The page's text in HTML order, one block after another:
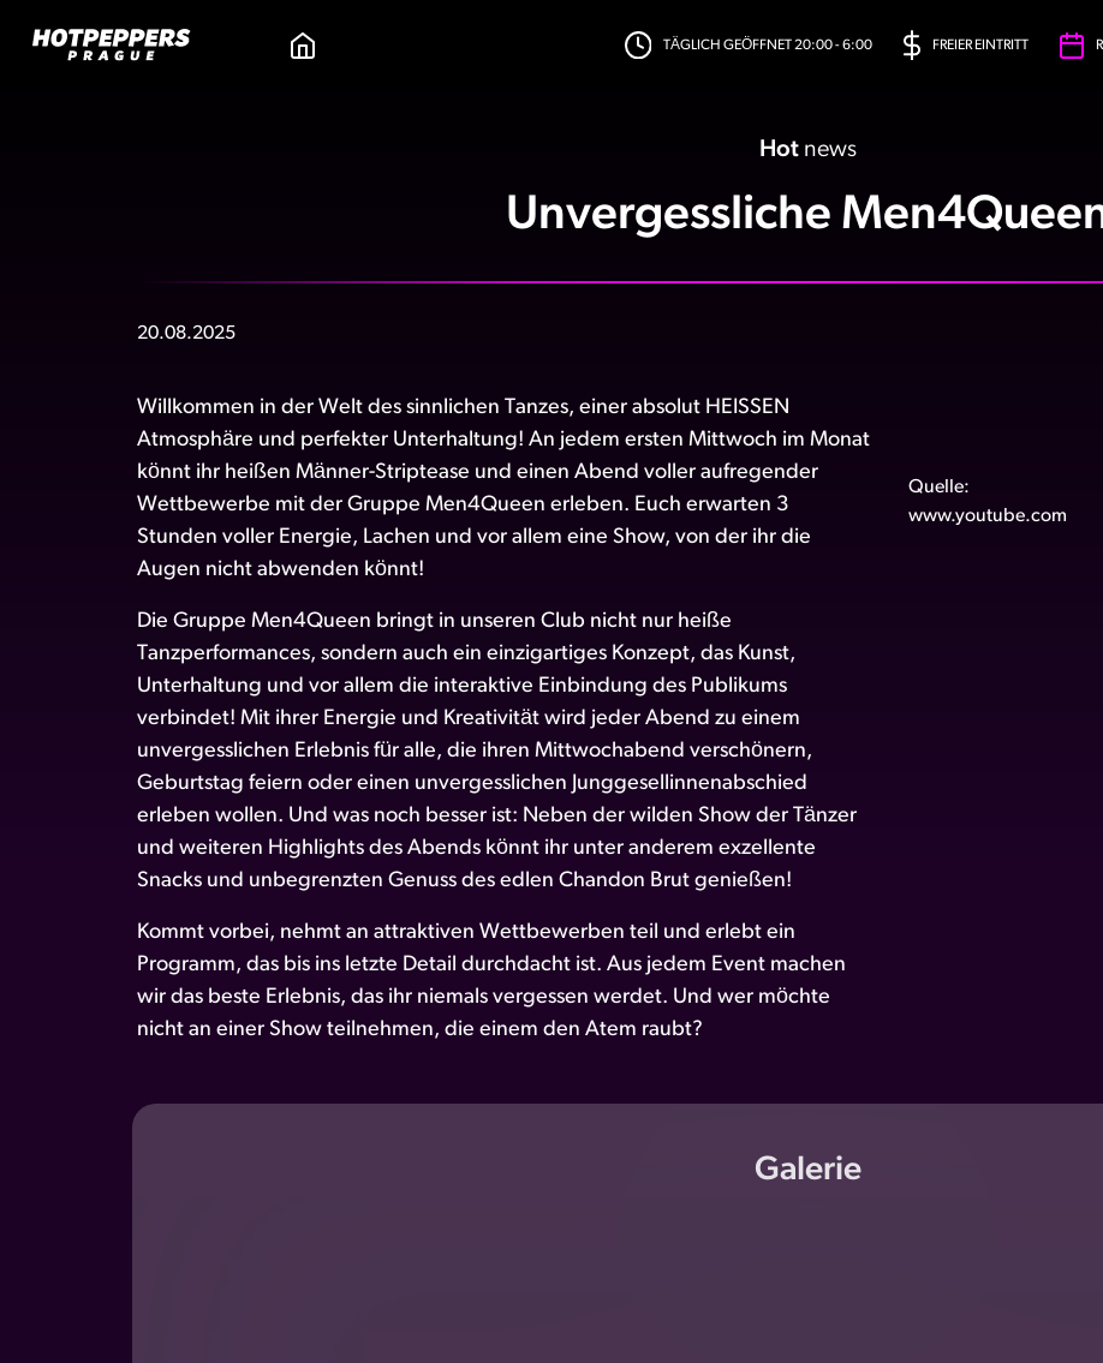
TÄGLICH GEÖFFNET 20:00 - 6:00 FREIER EINTRITT
Hotnews
Unvergessliche
20.08.2025
Quelle:
www.youtube.com
Willkommen in der Welt des sinnlichen Tanzes, einer absolut HEISSEN
Atmosphäre und perfekter Unterhaltung! An jedem ersten Mittwoch im Monat
könnt ihr heißen Männer-Striptease und einen Abend voller aufregender
Wettbewerbe mit der Gruppe Men4Queen erleben. Euch erwarten 3
Stunden voller Energie, Lachen und vor allem eine Show, von der ihr die
Augen nicht abwenden könnt!
Die Gruppe Men4Queen bringt in unseren Club nicht nur heiße
Tanzperformances, sondern auch ein einzigartiges Konzept, das Kunst,
Unterhaltung und vor allem die interaktive Einbindung des Publikums
verbindet! Mit ihrer Energie und Kreativität wird jeder Abend zu einem
unvergesslichen Erlebnis für alle, die ihren Mittwochabend verschönern,
Geburtstag feiern oder einen unvergesslichen Junggesellinnenabschied
erleben wollen. Und was noch besser ist: Neben der wilden Show der Tänzer
und weiteren Highlights des Abends könnt ihr unter anderem exzellente
Snacks und unbegrenzten Genuss des edlen Chandon Brut genießen!
Kommt vorbei, nehmt an attraktiven Wettbewerben teil und erlebt ein
Programm, das bis ins letzte Detail durchdacht ist. Aus jedem Event machen
wir das beste Erlebnis, das ihr niemals vergessen werdet. Und wer möchte
nicht an einer Show teilnehmen, die einem den Atem raubt?
Galerie